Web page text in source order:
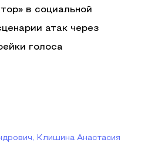
в социальной
атак через
голоса
Клишина Анастасия